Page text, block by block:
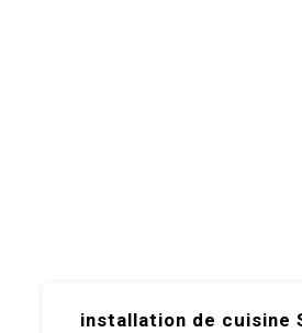
installation de cuisine